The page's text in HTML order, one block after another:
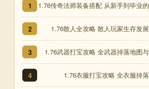
1 1.76传奇法师装备搭配 从新手到毕业
2 1.76散人全攻略 散人玩家生存发
3 1.76武器打宝攻略 全武器掉落地图
4 1.76衣服打宝攻略 全衣服掉